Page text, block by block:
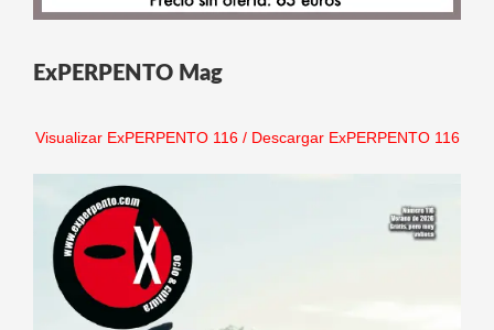
ExPERPENTO Mag
Visualizar ExPERPENTO 116/ Descargar ExPERPENTO 116